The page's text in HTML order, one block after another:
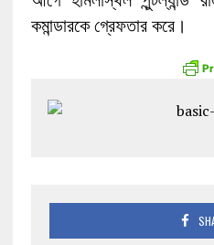
কমান্ডারকে গ্রেফতার করে।